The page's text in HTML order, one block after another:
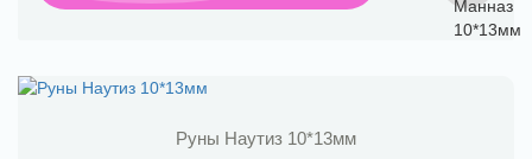
Руны Наутиз 10*13мм